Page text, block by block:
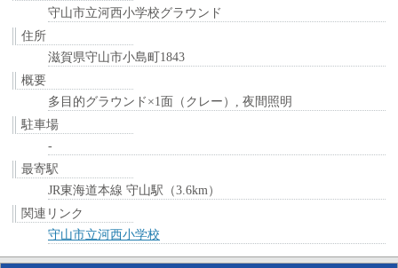
守山市立河西小学校グラウンド
住所
滋賀県守山市小島町1843
概要
多目的グラウンド×1面（クレー）, 夜間照明
駐車場
-
最寄駅
JR東海道本線 守山駅（3.6km）
関連リンク
守山市立河西小学校